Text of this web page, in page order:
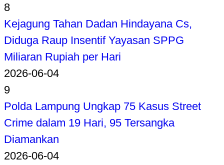
8
Kejagung Tahan Dadan Hindayana Cs,
Diduga Raup Insentif Yayasan SPPG
Miliaran Rupiah per Hari
2026-06-04
9
Polda Lampung Ungkap 75 Kasus Street
Crime dalam 19 Hari, 95 Tersangka
Diamankan
2026-06-04